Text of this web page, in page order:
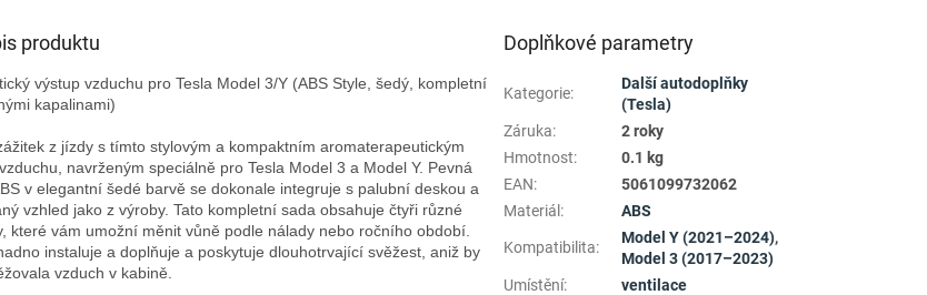
produktu
výstup vzduchu pro Tesla Model 3/Y (ABS Style, šedý, kompletní
kapalinami)
z jízdy s tímto stylovým a kompaktním aromaterapeutickým
navrženým speciálně pro Tesla Model 3 a Model Y. Pevná
v elegantní šedé barvě se dokonale integruje s palubní deskou a
vzhled jako z výroby. Tato kompletní sada obsahuje čtyři různé
které vám umožní měnit vůně podle nálady nebo ročního období.
instaluje a doplňuje a poskytuje dlouhotrvající svěžest, aniž by
vzduch v kabině.
Doplňkové parametry
Kategorie:
Další autodoplňky
(Tesla)
Záruka:
2 roky
Hmotnost:
0.1 kg
EAN:
5061099732062
Materiál: ABS
Kompatibilita:
Model Y (2021–2024),
Model 3 (2017–2023)
Umístění:
ventilace